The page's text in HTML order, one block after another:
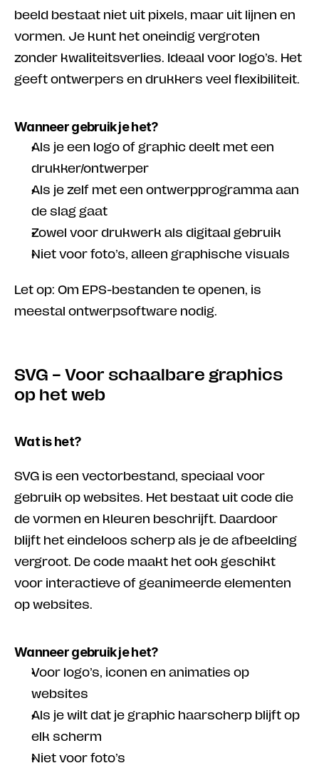
beeld bestaat niet uit pixels, maar uit lijnen en
vormen. Je kunt het oneindig vergroten
zonder kwaliteitsverlies. Ideaal voor logo’s. Het
geeft ontwerpers en drukkers veel flexibiliteit.
Wanneer gebruik je het?
Als je een logo of graphic deelt met een
drukker/ontwerper
Als je zelf met een ontwerpprogramma aan
de slag gaat
Zowel voor drukwerk als digitaal gebruik
Niet voor foto’s, alleen graphische visuals
Let op: Om EPS-bestanden te openen, is
meestal ontwerpsoftware nodig.
SVG – Voor schaalbare graphics
op het web
Wat is het?
SVG is een vectorbestand, speciaal voor
gebruik op websites. Het bestaat uit code die
de vormen en kleuren beschrijft. Daardoor
blijft het eindeloos scherp als je de afbeelding
vergroot. De code maakt het ook geschikt
voor interactieve of geanimeerde elementen
op websites.
Wanneer gebruik je het?
Voor logo’s, iconen en animaties op
websites
Als je wilt dat je graphic haarscherp blijft op
elk scherm
Niet voor foto’s